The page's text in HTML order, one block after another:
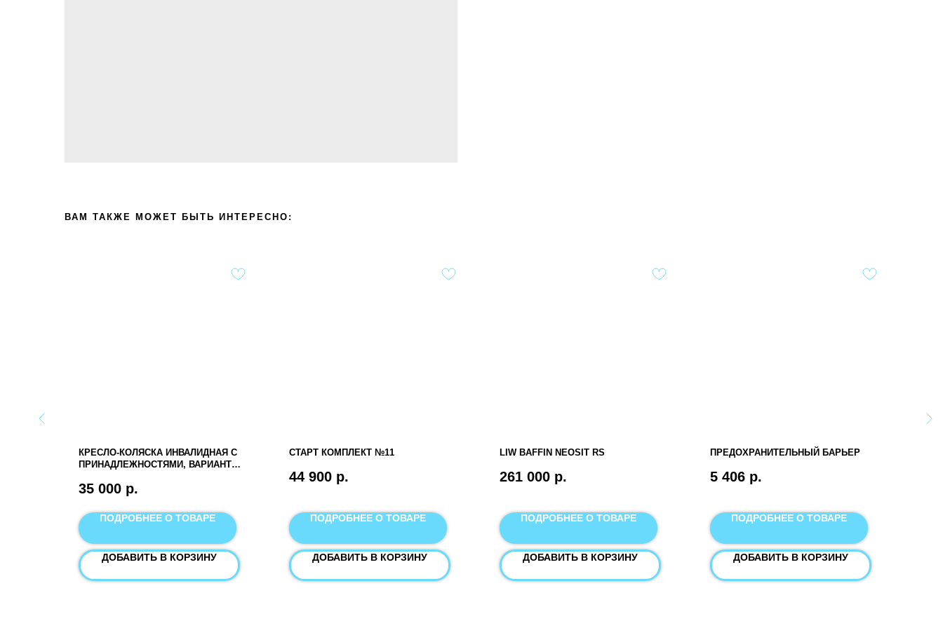
ВАМ ТАКЖЕ МОЖЕТ БЫТЬ ИНТЕРЕСНО:
КРЕСЛО-КОЛЯСКА ИНВАЛИДНАЯ С
ПРИНАДЛЕЖНОСТЯМИ, ВАРИАНТ
35 000 р.
ПОДРОБНЕЕ О ТОВАРЕ
ДОБАВИТЬ В КОРЗИНУ
СТАРТ КОМПЛЕКТ №11
44 900 р.
ПОДРОБНЕЕ О ТОВАРЕ
ДОБАВИТЬ В КОРЗИНУ
LIW BAFFIN NEOSIT RS
261 000 р.
ПОДРОБНЕЕ О ТОВАРЕ
ДОБАВИТЬ В КОРЗИНУ
ПРЕДОХРАНИТЕЛЬНЫЙ БАРЬЕР
5 406 р.
ПОДРОБНЕЕ О ТОВАРЕ
ДОБАВИТЬ В КОРЗИНУ